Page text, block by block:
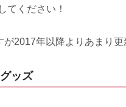
てください！
が2017年以降よりあまり
ッズ